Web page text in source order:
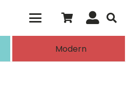
automatisch
Modern